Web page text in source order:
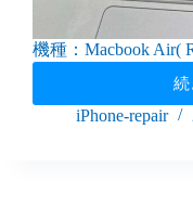
機種：Macbook Air(
続
iPhone-repair